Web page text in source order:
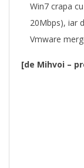
Win7 crapa
20Mbps), iar
Vmware
[de Mihvoi –